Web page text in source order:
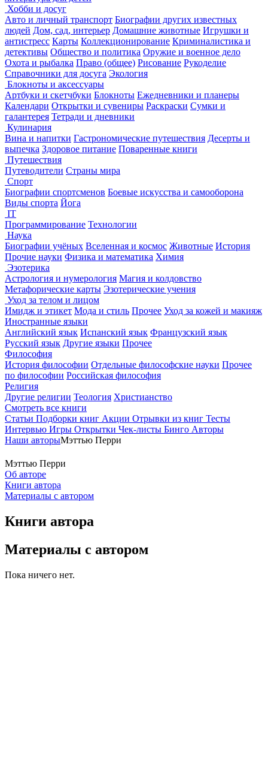
Хобби и досуг
Авто и личный транспорт Биографии других известных
людей Дом, сад, интерьер Домашние животные Игрушки и
антистресс Карты Коллекционирование Криминалистика и
детективы Общество и политика Оружие и военное дело
Охота и рыбалка Право (общее) Рисование Рукоделие
Справочники для досуга Экология
Блокноты и аксессуары
Артбуки и скетчбуки Блокноты Ежедневники и планеры
Календари Открытки и сувениры Раскраски Сумки и
галантерея Тетради и дневники
Кулинария
Вина и напитки Гастрономические путешествия Десерты и
выпечка Здоровое питание Поваренные книги
Путешествия
Путеводители Страны мира
Спорт
Биографии спортсменов Боевые искусства и самооборона
Виды спорта Йога
IT
Программирование Технологии
Наука
Биографии учёных Вселенная и космос Животные История
Прочие науки Физика и математика Химия
Эзотерика
Астрология и нумерология Магия и колдовство
Метафорические карты Эзотерические учения
Уход за телом и лицом
Имидж и этикет Мода и стиль Прочее Уход за кожей и макияж
Иностранные языки
Английский язык Испанский язык Французский язык
Русский язык Другие языки Прочее
Философия
История философии Отдельные философские науки Прочее
по философии Российская философия
Религия
Другие религии Теология Христианство
Смотреть все книги
Статьи Подборки книг Акции Отрывки из книг Тесты
Интервью Игры Открытки Чек-листы Бинго Авторы
Наши авторыМэттью Перри
Мэттью Перри
Об авторе
Книги автора
Материалы с автором
Книги автора
Материалы с автором
Пока ничего нет.